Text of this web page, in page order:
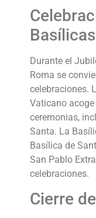
Durante el
Roma se
celebraciones.
Vaticano
ceremonias,
Santa. La
Basílica de
San Pablo
celebraciones.
Cierre